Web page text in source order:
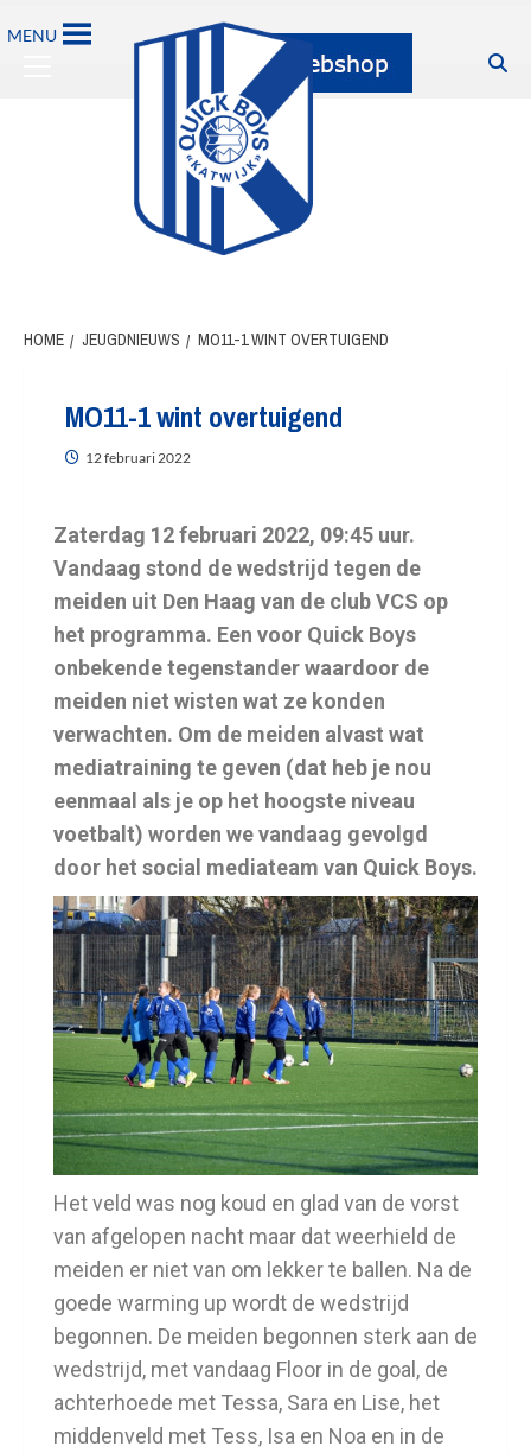
MENU
HOME JEUGDNIEUWS MO11-1 WINT OVERTUIGEND
MO11-1 wint overtuigend
12 februari 2022
Zaterdag 12 februari 2022, 09:45 uur.
Vandaag stond de wedstrijd tegen de
meiden uit Den Haag van de club VCS op
het programma. Een voor Quick Boys
onbekende tegenstander waardoor de
meiden niet wisten wat ze konden
verwachten. Om de meiden alvast wat
mediatraining te geven (dat heb je nou
eenmaal als je op het hoogste niveau
voetbalt) worden we vandaag gevolgd
door het social mediateam van Quick Boys.
Het veld was nog koud en glad van de vorst
van afgelopen nacht maar dat weerhield de
meiden er niet van om lekker te ballen. Na de
goede warming up wordt de wedstrijd
begonnen. De meiden begonnen sterk aan de
wedstrijd, met vandaag Floor in de goal, de
achterhoede met Tessa, Sara en Lise, het
middenveld met Tess, Isa en Noa en in de